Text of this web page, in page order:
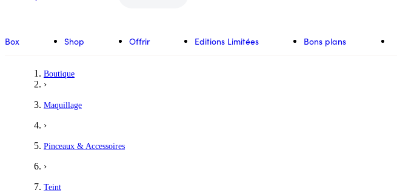
Box Shop Offrir Editions Limitées Bons plans
Boutique
›
Maquillage
›
Pinceaux & Accessoires
›
Teint